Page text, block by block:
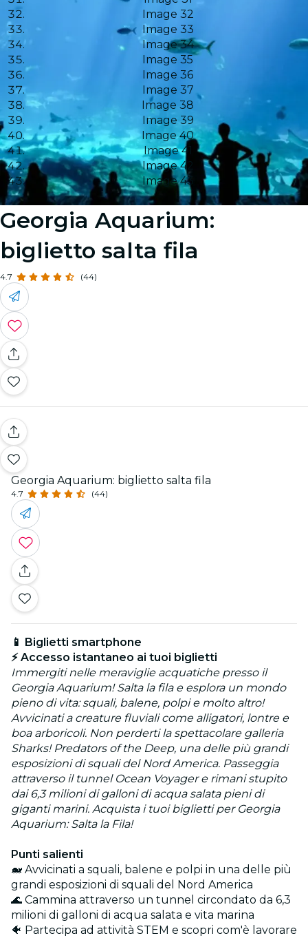
Image 32
Image 33
Image 34
Image 35
Image 36
Image 37
Image 38
Image 39
Image 40
Image 41
Image 42
Image 43
Georgia Aquarium:
biglietto salta fila
4.7 (44)
Georgia Aquarium: biglietto salta fila
4.7 (44)
📱 Biglietti smartphone
⚡ Accesso istantaneo ai tuoi biglietti
Immergiti nelle meraviglie acquatiche presso il
Georgia Aquarium! Salta la fila e esplora un mondo
pieno di vita: squali, balene, polpi e molto altro!
Avvicinati a creature fluviali come alligatori, lontre e
boa arboricoli. Non perderti la spettacolare galleria
Sharks! Predators of the Deep, una delle più grandi
esposizioni di squali del Nord America. Passeggia
attraverso il tunnel Ocean Voyager e rimani stupito
dai 6,3 milioni di galloni di acqua salata pieni di
giganti marini. Acquista i tuoi biglietti per Georgia
Aquarium: Salta la Fila!
Punti salienti
🐋 Avvicinati a squali, balene e polpi in una delle più
grandi esposizioni di squali del Nord America
🌊 Cammina attraverso un tunnel circondato da 6,3
milioni di galloni di acqua salata e vita marina
🐠 Partecipa ad attività STEM e scopri com'è lavorare